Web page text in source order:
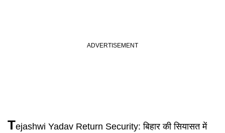
Tejashwi Yadav Return Security:बिहार की सियासत में